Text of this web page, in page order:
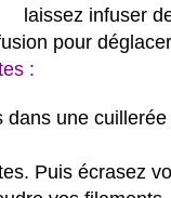
laissez infuser
pour
:
dans une
Puis écrasez